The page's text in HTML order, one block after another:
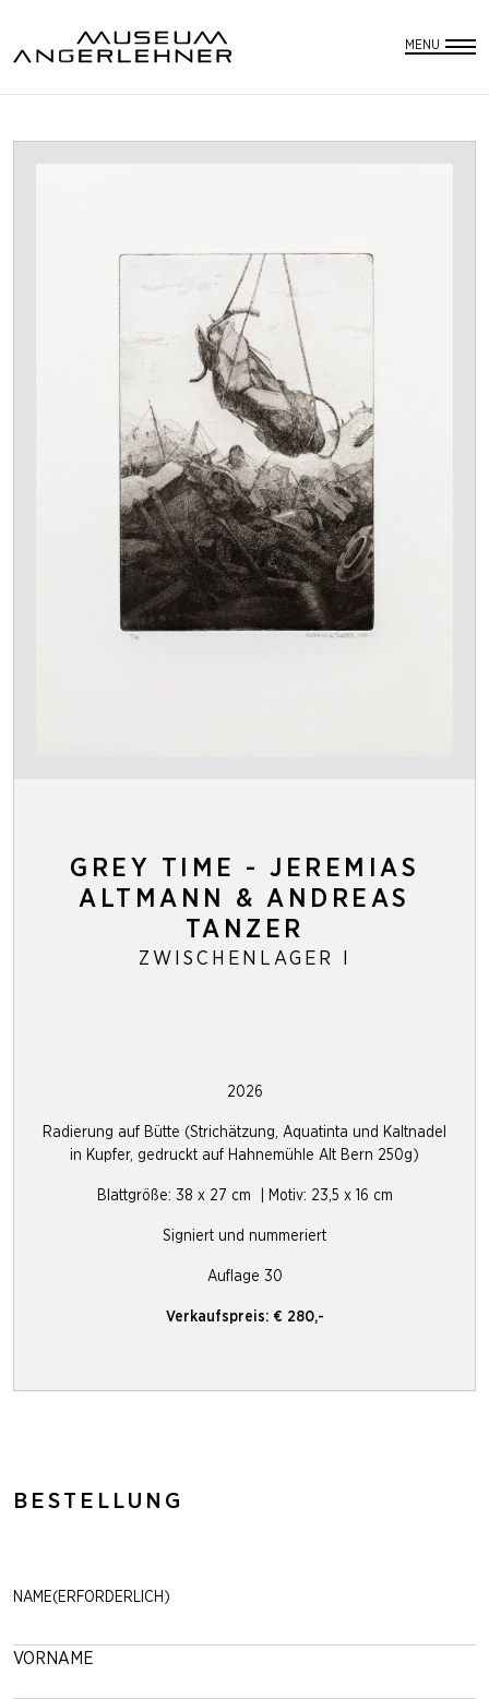
MENU
GREY TIME - JEREMIAS
ALTMANN & ANDREAS
TANZER
ZWISCHENLAGER I
2026
Radierung auf Bütte (Strichätzung, Aquatinta und Kaltnadel
in Kupfer, gedruckt auf Hahnemühle Alt Bern 250g)
Blattgröße: 38 x 27 cm | Motiv: 23,5 x 16 cm
Signiert und nummeriert
Auflage 30
Verkaufspreis: € 280,-
BESTELLUNG
NAME(ERFORDERLICH)
VORNAME